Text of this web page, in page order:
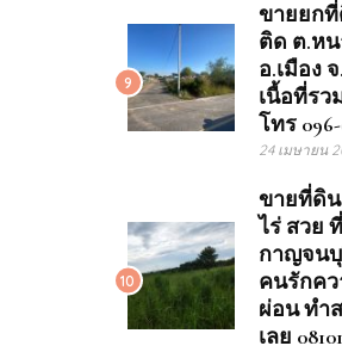
9
ขายยกที่
ติด ต.ห
อ.เมือง
เนื้อที่รวม
โทร 096-
24 เมษายน
10
ขายที่ดิน
ไร่ สวย
กาญจนบุ
คนรักค
ผ่อน ทำ
เลย